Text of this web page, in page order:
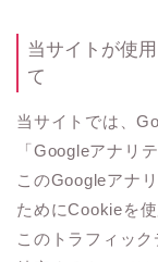
当サイトが使
て
当サイトでは、
「Googleアナリ
このGoogleアナ
ためにCookieを使
このトラフィッ